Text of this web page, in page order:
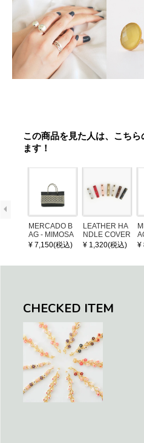
この商品を見た人は、こち
ます！
MERCADO B
AG - MIMOSA
- Black / Crea
¥ 7,150(税込)
LEATHER HA
NDLE COVER
¥ 1,320(税込)
¥
CHECKED ITEM